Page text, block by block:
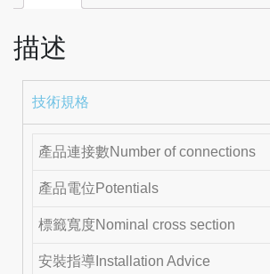
描述
技術規格
產品連接數Number of connections
產品電位Potentials
標籤寬度Nominal cross section
安裝指導Installation Advice